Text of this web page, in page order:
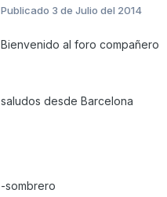
Publicado 3 de Julio del 2014
Bienvenido al foro compañero
saludos desde Barcelona
-sombrero